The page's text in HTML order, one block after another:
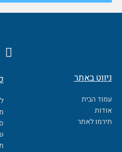
F
a
e
b
o
o
k
ניווט באתר
עמוד הבית
אודות
תירמו לאתר